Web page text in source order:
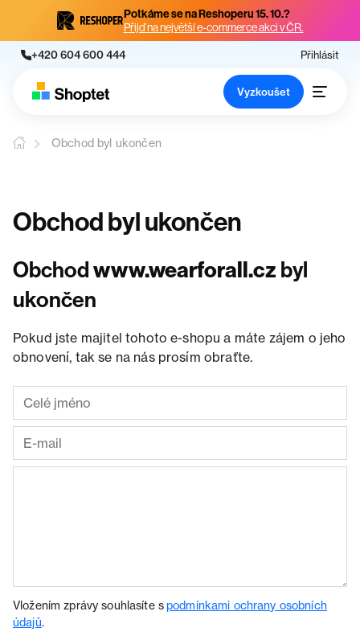
Potkáme se na Reshoperu 15. 10.?
Přijď na největší e-commerce akci v ČR.
+420 604 600 444 Přihlásit
Vyzkoušet
Obchod byl ukončen
Obchod byl ukončen
Obchodwww.wearforall.cz byl
ukončen
Pokud jste majitel tohoto e-shopu a máte zájem o jeho
obnovení, tak se na nás prosím obraťte.
Vložením zprávy souhlasíte spodmínkami ochrany osobních
údajů.